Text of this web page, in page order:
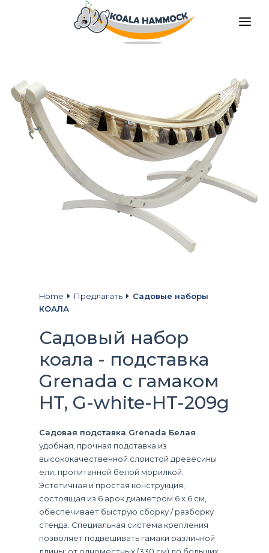
MАГАЗИНЫ
БУДЬ НАШИМ ДИТРИБЬЮТОРОМ
МЕДИА
КОНТАКТЫ
Home Предлагать
Садовые наборы
КОАЛА
Садовый набор
коала - подставка
Grenada с гамаком
HT, G-white-HT-209g
Садовая подставка Grenada Белая
удобная, прочная подставка из
высококачественной слоистой древесины
ели, пропитанной белой морилкой.
Эстетичная и простая конструкция,
состоящая из 6 арок диаметром 6 х 6 см,
обеспечивает быструю сборку / разборку
стенда. Специальная система крепления
позволяет подвешивать гамаки различной
длины: от одноместных (330 см) до больших